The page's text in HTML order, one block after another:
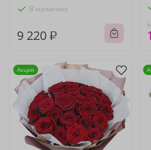
В наличии
9 220 ₽
Акция